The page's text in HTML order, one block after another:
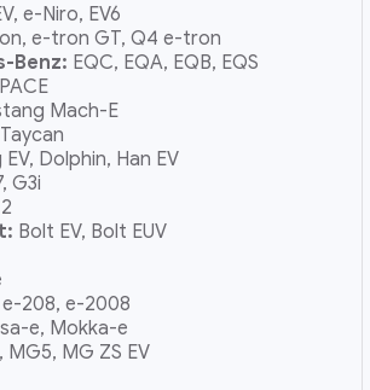
e-Niro, EV6
e-tron GT, Q4 e-tron
Benz: EQC, EQA, EQB, EQS
Mach-E
Taycan
EV, Dolphin, Han EV
G3i
2
Bolt EV, Bolt EUV
e-208, e-2008
e, Mokka-e
MG5, MG ZS EV